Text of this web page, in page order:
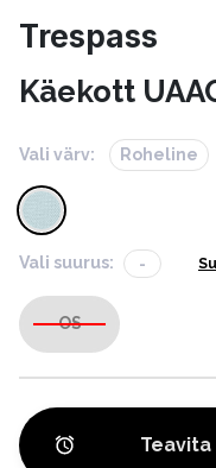
Trespass
Käekott
Vali värv: Roheline
Vali suurus: -
OS
Teavita